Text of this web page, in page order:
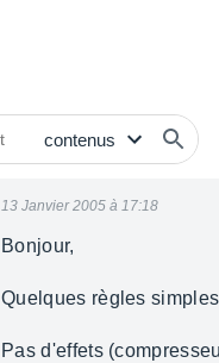
13 Janvier 2005 à 17:18
Bonjour,
Quelques règles
Pas d'effets